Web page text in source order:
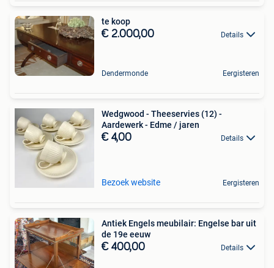
te koop
€ 2.000,00 Details
Dendermonde Eergisteren
Wedgwood - Theeservies (12) -
Aardewerk - Edme / jaren
€ 4,00 Details
Bezoek website Eergisteren
Antiek Engels meubilair: Engelse bar uit
de 19e eeuw
€ 400,00 Details